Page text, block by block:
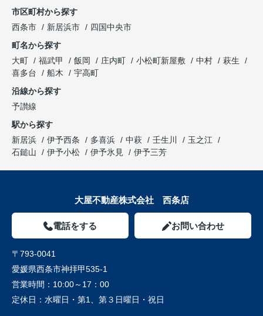
市区町村から探す
西条市
新居浜市
四国中央市
町名から探す
大町
福武甲 飯岡 庄内町 小松町新屋敷 中村
萩生
喜多台
船木
宇高町
沿線から探す
予讃線
駅から探す
新居浜
伊予西条 多喜浜 中萩 壬生川
玉之江
石鎚山
伊予小松 伊予氷見 伊予三芳
大屋不動産株式会社 西条店
電話をする お問い合わせ
〒793-0041
愛媛県西条市神拝甲535-1
営業時間： 10:00～17：00
定休日： 水曜日・第1、第３日曜日・祝日